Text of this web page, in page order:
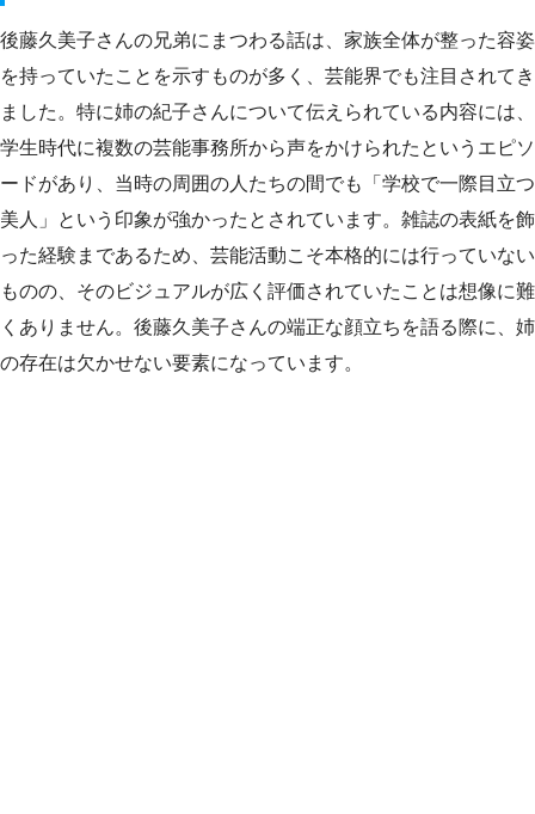
後藤久美子さんの兄弟にまつわる話は、家族全体が整った容姿
を持っていたことを示すものが多く、芸能界でも注目されてき
ました。特に姉の紀子さんについて伝えられている内容には、
学生時代に複数の芸能事務所から声をかけられたというエピソ
ードがあり、当時の周囲の人たちの間でも「学校で一際目立つ
美人」という印象が強かったとされています。雑誌の表紙を飾
った経験まであるため、芸能活動こそ本格的には行っていない
ものの、そのビジュアルが広く評価されていたことは想像に難
くありません。後藤久美子さんの端正な顔立ちを語る際に、姉
の存在は欠かせない要素になっています。